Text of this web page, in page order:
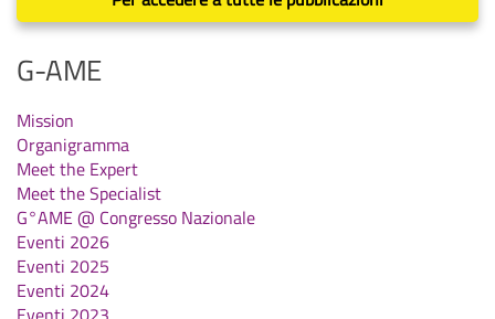
G-AME
Mission
Organigramma
Meet the Expert
Meet the Specialist
G°AME @ Congresso Nazionale
Eventi 2026
Eventi 2025
Eventi 2024